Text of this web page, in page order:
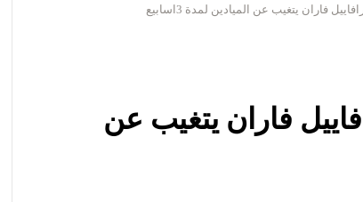
فاران يتغيب عن الميادين لمدة 3اسابيع
فاران يتغيب عن